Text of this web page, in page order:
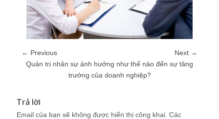
← Previous
Next →
Quản trị nhân sự ảnh hưởng như thế nào đến sự tăng
trưởng của doanh nghiệp?
Trả lời
Email của bạn sẽ không được hiển thị công khai. Các